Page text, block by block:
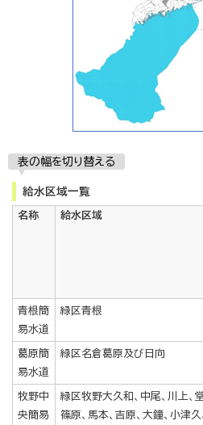
表の幅を切り替える
給水区域一覧
名称 給水区域
青根簡
易水道
緑区青根
葛原簡
易水道
緑区名倉葛原及び日向
牧野中
央簡易
緑区牧野大久和、中尾、川上、堂
篠原、馬本、吉原、大鐘、小津久